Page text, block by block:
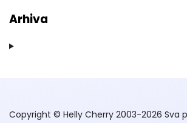
Arhiva
Copyright © Helly Cherry 2003-2026 Sva